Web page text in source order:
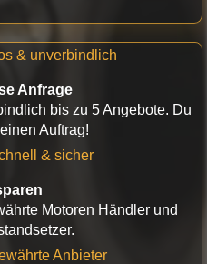
& unverbindlich
Anfrage
bis zu 5 Angebote. Du
Auftrag!
& sicher
Motoren Händler und
Anbieter